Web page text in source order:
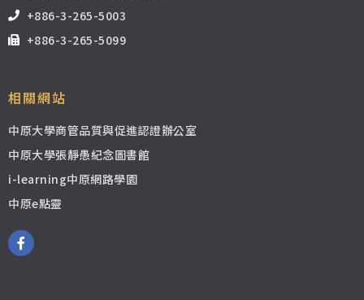
+886-3-265-5003
+886-3-265-5099
相關網站
中原大學商管品質與促進認證辦公室
中原大學張靜愚紀念圖書館
i-learning中原網路學園
中原e點靈